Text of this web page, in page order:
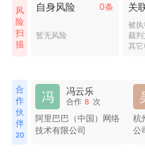
风
险
扫
描
自身风险 0条
暂无风险
关
被执
裁
其
合
作
伙
伴
20
冯 冯云乐
合作 8 次
阿里巴巴（中国）网络
技术有限公司
杭
公